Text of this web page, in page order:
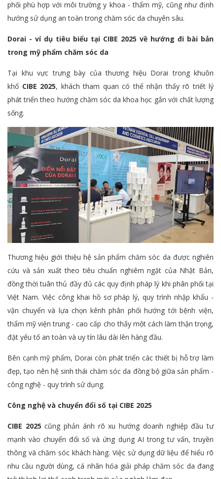
phối phù hợp với môi trường y khoa - thẩm mỹ, cũng như định
hướng sử dụng an toàn trong chăm sóc da chuyên sâu.
Dorai - ví dụ tiêu biểu tại CIBE 2025 về hướng đi bài bản
trong mỹ phẩm chăm sóc da
Tại khu vực trưng bày của thương hiệu Dorai trong khuôn
khổ CIBE 2025 , khách tham quan có thể nhận thấy rõ triết lý
phát triển theo hướng chăm sóc da khoa học gắn với chất lượng
sống.
Thương hiệu giới thiệu hệ sản phẩm chăm sóc da được nghiên
cứu và sản xuất theo tiêu chuẩn nghiêm ngặt của Nhật Bản,
đồng thời tuân thủ đầy đủ các quy định pháp lý khi phân phối tại
Việt Nam. Việc công khai hồ sơ pháp lý, quy trình nhập khẩu -
vận chuyển và lựa chọn kênh phân phối hướng tới bệnh viện,
thẩm mỹ viện trung - cao cấp cho thấy một cách làm thận trọng,
đặt yếu tố an toàn và uy tín lâu dài lên hàng đầu.
Bên cạnh mỹ phẩm, Dorai còn phát triển các thiết bị hỗ trợ làm
đẹp, tạo nên hệ sinh thái chăm sóc da đồng bộ giữa sản phẩm -
công nghệ - quy trình sử dụng.
Công nghệ và chuyển đổi số tại CIBE 2025
CIBE 2025 cũng phản ánh rõ xu hướng doanh nghiệp đầu tư
mạnh vào chuyển đổi số và ứng dụng AI trong tư vấn, truyền
thông và chăm sóc khách hàng. Việc sử dụng dữ liệu để hiểu rõ
nhu cầu người dùng, cá nhân hóa giải pháp chăm sóc da đang